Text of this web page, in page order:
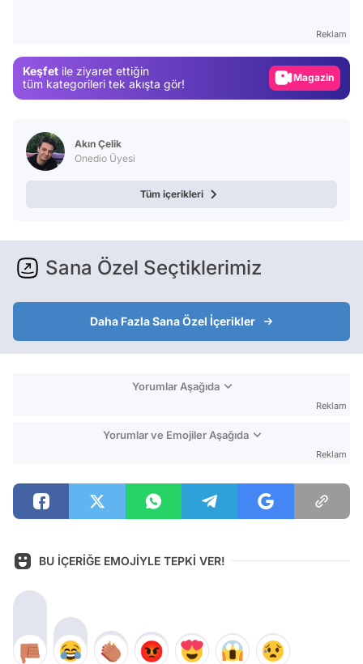
Reklam
Keşfet ile ziyaret ettiğin
tüm kategorileri tek akışta gör!
Magazin
Akın Çelik
Onedio Üyesi
Tüm içerikleri
Sana Özel Seçtiklerimiz
Daha Fazla Sana Özel İçerikler
Yorumlar Aşağıda
Reklam
Yorumlar ve Emojiler Aşağıda
Reklam
BU İÇERİĞE EMOJİYLE TEPKİ VER!